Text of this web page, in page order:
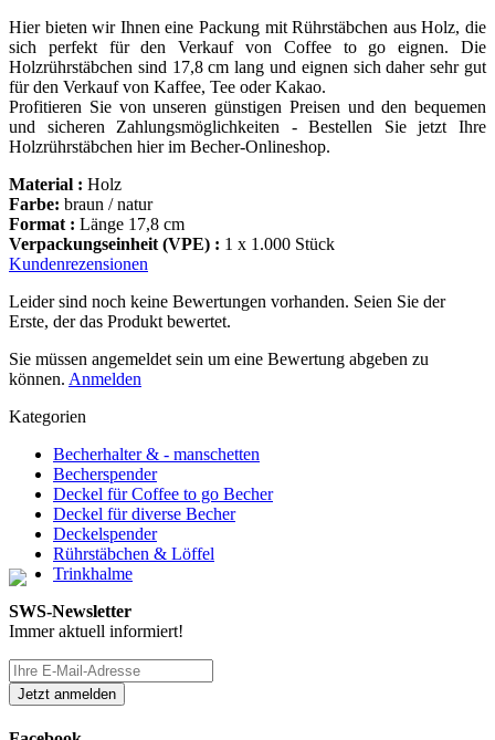
Hier bieten wir Ihnen eine Packung mit Rührstäbchen aus Holz, die
sich perfekt für den Verkauf von Coffee to go eignen. Die
Holzrührstäbchen sind 17,8 cm lang und eignen sich daher sehr gut
für den Verkauf von Kaffee, Tee oder Kakao.
Profitieren Sie von unseren günstigen Preisen und den bequemen
und sicheren Zahlungsmöglichkeiten - Bestellen Sie jetzt Ihre
Holzrührstäbchen hier im Becher-Onlineshop.
Material : Holz
Farbe: braun / natur
Format : Länge 17,8 cm
Verpackungseinheit (VPE) : 1 x 1.000 Stück
Kundenrezensionen
Leider sind noch keine Bewertungen vorhanden. Seien Sie der
Erste, der das Produkt bewertet.
Sie müssen angemeldet sein um eine Bewertung abgeben zu
können. Anmelden
Kategorien
Becherhalter & - manschetten
Becherspender
Deckel für Coffee to go Becher
Deckel für diverse Becher
Deckelspender
Rührstäbchen & Löffel
Trinkhalme
SWS-Newsletter
Immer aktuell informiert!